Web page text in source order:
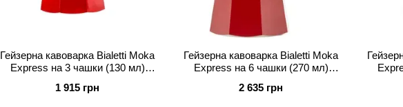
Гейзерна кавоварка Bialetti Moka
Express на 3 чашки (130 мл)
1 915 грн
Гейзерна кавоварка Bialetti Moka
Express на 6 чашки (270 мл)
2 635 грн